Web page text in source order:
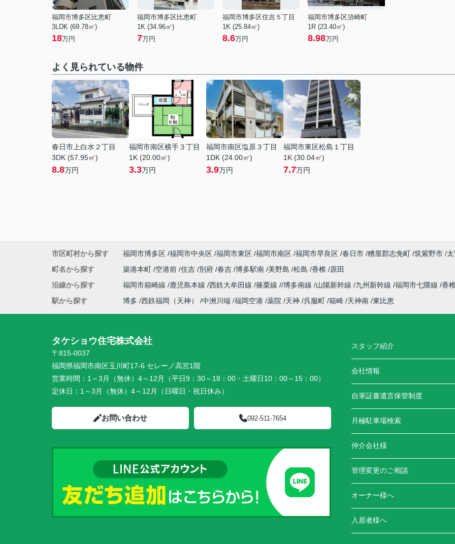
福岡市博多区比恵町
3LDK (69.78㎡)
18万円
福岡市博多区比恵町
1K (34.96㎡)
7万円
福岡市博多区住吉５丁目
1K (25.84㎡)
8.6万円
福岡市博多区須崎町
1R (23.40㎡)
8.98万円
よく見られている物件
春日市上白水２丁目
3DK (57.95㎡)
8.8万円
福岡市南区横手３丁目
1K (20.00㎡)
3.3万円
福岡市南区塩原３丁目
1DK (24.00㎡)
3.9万円
福岡市東区松島１丁目
1K (30.04㎡)
7.7万円
市区町村から探す 福岡市博多区 福岡市中央区 福岡市東区 福岡市南区 福岡市早良区 春日市 糟屋郡志免町 筑紫野市
町名から探す
築港本町 空港前 住吉 別府 春吉 博多駅南 美野島 松島 香椎
原田
沿線から探す
福岡市箱崎線 鹿児島本線 西鉄大牟田線 篠栗線 博多南線 山陽新幹線 九州新幹線 福岡市七隈線 香
駅から探す
博多 西鉄福岡（天神） 中洲川端 福岡空港 薬院 天神 呉服町 箱崎 天神南 東比恵
タケショウ住宅株式会社
〒815-0037
福岡県福岡市南区玉川町17-6 セレーノ高宮1階
営業時間： 1～3月（無休）4～12月（平日9：30～18：00・土曜日10：00～15：00）
定休日： 1～3月（無休）4～12月（日曜日・祝日休み）
お問い合わせ 092-511-7654
スタッフ紹介
会社情報
自筆証書遺言保管制度
月極駐車場検索
仲介会社様
管理変更のご相談
オーナー様へ
入居者様へ